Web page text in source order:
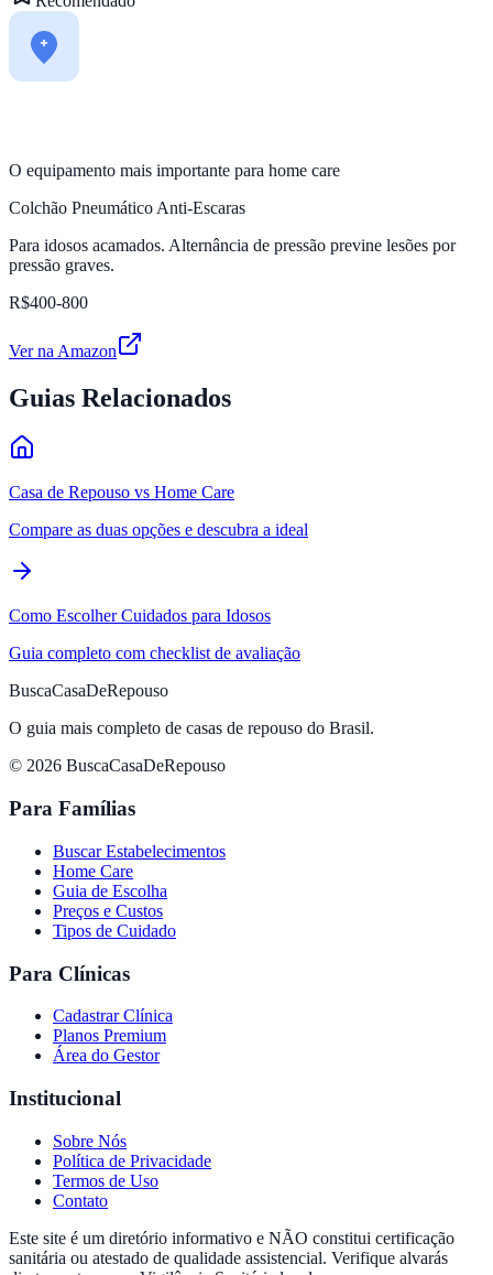
O equipamento mais importante para home care
Colchão Pneumático Anti-Escaras
Para idosos acamados. Alternância de pressão previne lesões por
pressão graves.
R$400-800
Ver na Amazon
Guias Relacionados
Casa de Repouso vs Home Care
Compare as duas opções e descubra a ideal
Como Escolher Cuidados para Idosos
Guia completo com checklist de avaliação
BuscaCasaDeRepouso
O guia mais completo de casas de repouso do Brasil.
© 2026 BuscaCasaDeRepouso
Para Famílias
Buscar Estabelecimentos
Home Care
Guia de Escolha
Preços e Custos
Tipos de Cuidado
Para Clínicas
Cadastrar Clínica
Planos Premium
Área do Gestor
Institucional
Sobre Nós
Política de Privacidade
Termos de Uso
Contato
Este site é um diretório informativo e NÃO constitui certificação
sanitária ou atestado de qualidade assistencial. Verifique alvarás